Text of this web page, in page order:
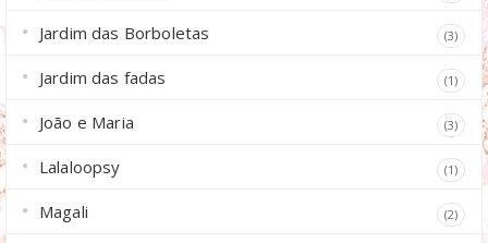
Jardim das Borboletas (3)
Jardim das fadas (1)
João e Maria (3)
Lalaloopsy (1)
Magali (2)